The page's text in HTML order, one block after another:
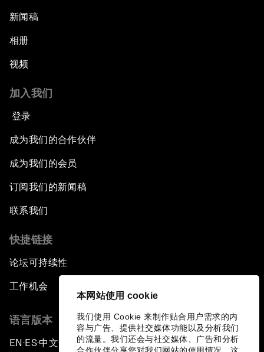
本网站使用 cookie
我们使用 Cookie 来制作贴合用户需求的内
容与广告、提供社交媒体功能以及分析我们
的流量。我们还会与社交媒体、广告和分析
新闻稿
相册
视频
加入我们
登录
成为我们的合作伙伴
成为我们的会员
订阅我们的新闻稿
联系我们
快捷链接
论坛可持续性
工作机会
语言版本
EN ▪ ES▪中文▪ 日本語